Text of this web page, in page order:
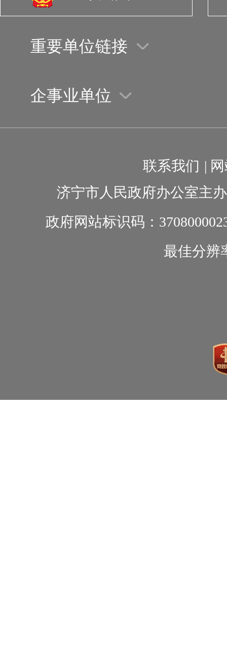
重要单位链接
企事业单位
联系我们 |
济宁市人民政府办公室主
政府网站标识码：
最佳分辨